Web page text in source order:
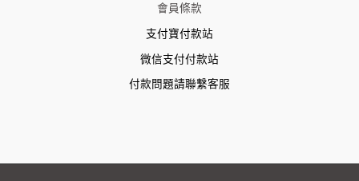
會員條款
支付寶付款站
微信支付付款站
付款問題請聯繫客服